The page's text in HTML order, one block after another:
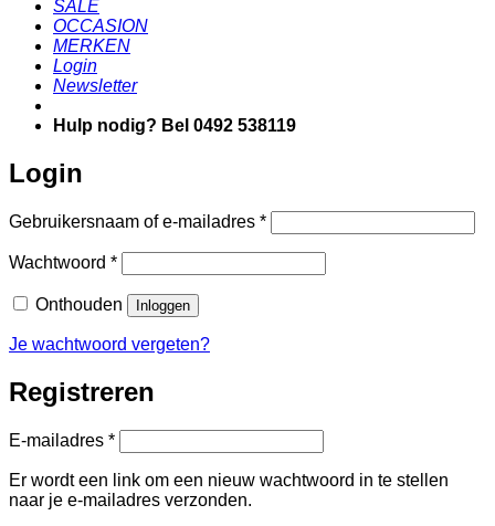
SALE
OCCASION
MERKEN
Login
Newsletter
Hulp nodig? Bel 0492 538119
Login
Gebruikersnaam of e-mailadres *Vereist
Wachtwoord *Vereist
Onthouden Inloggen
Je wachtwoord vergeten?
Registreren
E-mailadres *Vereist
Er wordt een link om een nieuw wachtwoord in te stellen
naar je e-mailadres verzonden.